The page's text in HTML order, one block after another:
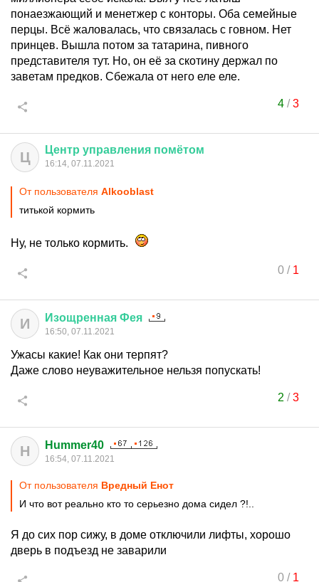
понаезжающий и менетжер с конторы. Оба семейные
перцы. Всё жаловалась, что связалась с говном. Нет
принцев. Вышла потом за татарина, пивного
представителя тут. Но, он её за скотину держал по
заветам предков. Сбежала от него еле еле.
4/3
Ц Центр управления помётом
16:14, 07.11.2021
От пользователя Alkooblast
титькой кормить
Ну, не только кормить.
0/ 1
И Изощренная Фея
16:50, 07.11.2021
Ужасы какие! Как они терпят?
Даже слово неуважительное нельзя попускать!
2 /3
H Hummer40
16:54, 07.11.2021
От пользователя Вредный Енот
И что вот реально кто то серьезно дома сидел ?!..
Я до сих пор сижу, в доме отключили лифты, хорошо
дверь в подъезд не заварили
0/ 1